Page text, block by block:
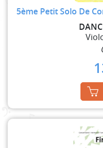
5ème Petit Solo De